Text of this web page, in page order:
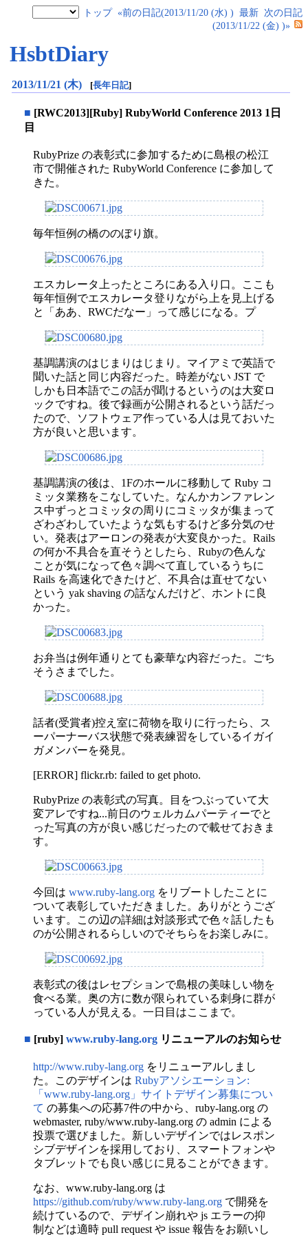
トップ «前の日記(2013/11/20 (水) ) 最新 次の日記
(2013/11/22 (金) )»
HsbtDiary
2013/11/21 (木) [長年日記]
■ [RWC2013][Ruby] RubyWorld Conference 2013 1日
目
RubyPrize の表彰式に参加するために島根の松江
市で開催された RubyWorld Conference に参加して
きた。
毎年恒例の橋ののぼり旗。
エスカレータ上ったところにある入り口。ここも
毎年恒例でエスカレータ登りながら上を見上げる
と「ああ、RWCだなー」って感じになる。プ
基調講演のはじまりはじまり。マイアミで英語で
聞いた話と同じ内容だった。時差がない JST で
しかも日本語でこの話が聞けるというのは大変ロ
ックですね。後で録画が公開されるという話だっ
たので、ソフトウェア作っている人は見ておいた
方が良いと思います。
基調講演の後は、1Fのホールに移動して Ruby コ
ミッタ業務をこなしていた。なんかカンファレン
ス中ずっとコミッタの周りにコミッタが集まって
ざわざわしていたような気もするけど多分気のせ
い。発表はアーロンの発表が大変良かった。Rails
の何か不具合を直そうとしたら、Rubyの色んな
ことが気になって色々調べて直しているうちに
Rails を高速化できたけど、不具合は直せてない
という yak shaving の話なんだけど、ホントに良
かった。
お弁当は例年通りとても豪華な内容だった。ごち
そうさまでした。
話者(受賞者)控え室に荷物を取りに行ったら、ス
ーパーナーバス状態で発表練習をしているイガイ
ガメンバーを発見。
[ERROR] flickr.rb: failed to get photo.
RubyPrize の表彰式の写真。目をつぶっていて大
変アレですね...前日のウェルカムパーティーでと
った写真の方が良い感じだったので載せておきま
す。
今回は www.ruby-lang.org をリブートしたことに
ついて表彰していただきました。ありがとうござ
います。この辺の詳細は対談形式で色々話したも
のが公開されるらしいのでそちらをお楽しみに。
表彰式の後はレセプションで島根の美味しい物を
食べる業。奥の方に数が限られている刺身に群が
っている人が見える。一日目はここまで。
■ [ruby]www.ruby-lang.org リニューアルのお知らせ
http://www.ruby-lang.org をリニューアルしまし
た。このデザインは Rubyアソシエーション:
「www.ruby-lang.org」サイトデザイン募集につい
て の募集への応募7件の中から、ruby-lang.org の
webmaster, ruby/www.ruby-lang.org の admin による
投票で選びました。新しいデザインではレスポン
シブデザインを採用しており、スマートフォンや
タブレットでも良い感じに見ることができます。
なお、www.ruby-lang.org は
https://github.com/ruby/www.ruby-lang.org で開発を
続けているので、デザイン崩れや js エラーの抑
制などは適時 pull request や issue 報告をお願いし